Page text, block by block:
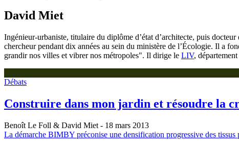
David Miet
Ingénieur-urbaniste, titulaire du diplôme d’état d’architecte, puis
chercheur pendant dix années au sein du ministère de l’Écologie. Il a
grandir nos villes et vibrer nos métropoles". Il dirige le LIV,
Débats
Construire dans mon jardin et résoudre la
Benoît Le Foll & David Miet - 18 mars 2013
La démarche BIMBY préconise une densification progressive des